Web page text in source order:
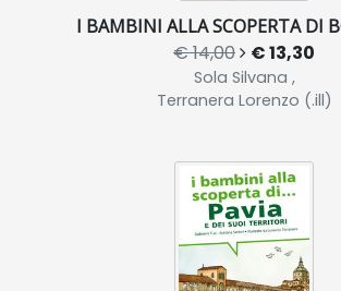
I BAMBINI ALLA SCOPERTA DI
€ 14,00 € 13,30
Sola Silvana ,
Terranera Lorenzo (.ill)